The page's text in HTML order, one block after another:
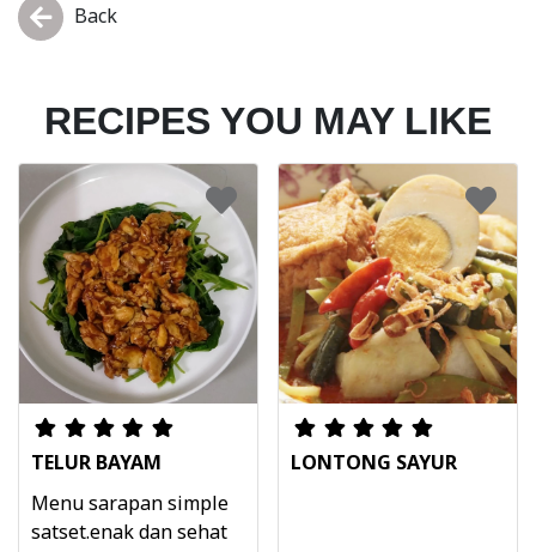
Back
RECIPES YOU MAY LIKE
TELUR BAYAM
Menu sarapan simple
satset.enak dan sehat
LONTONG SAYUR